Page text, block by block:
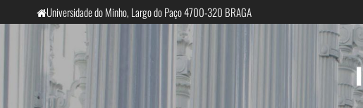
para
Universidade do Minho, Largo do Paço 4700-320 BRAGA